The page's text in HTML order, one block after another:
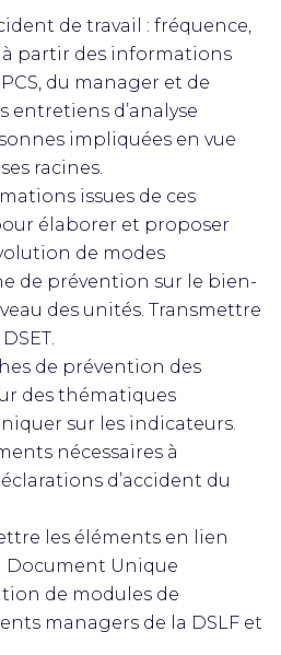
de travail : fréquence,
à partir des informations
du manager et de
entretiens d’analyse
impliquées en vue
racines.
issues de ces
élaborer et proposer
de modes
de prévention sur le bien-
des unités. Transmettre
de prévention des
des thématiques
sur les indicateurs.
nécessaires à
d’accident du
les éléments en lien
Document Unique
de modules de
managers de la DSLF et